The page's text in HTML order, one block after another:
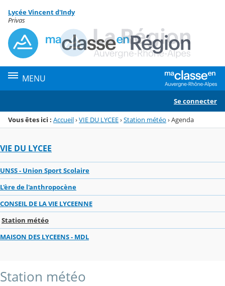
Menu de la rubrique
Contenu
Lycée Vincent d'Indy
Privas
MENU
Se connecter
Vous êtes ici : Accueil›VIE DU LYCEE›Station météo ›Agenda
VIE DU LYCEE
UNSS - Union Sport Scolaire
L'ère de l'anthropocène
CONSEIL DE LA VIE LYCEENNE
Station météo
MAISON DES LYCEENS - MDL
Station météo